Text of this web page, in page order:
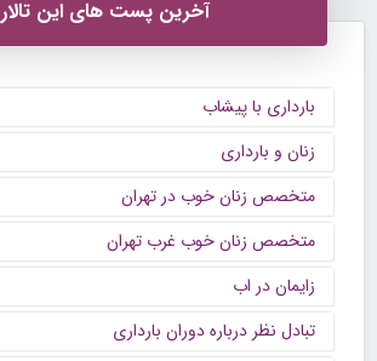
آخرین پست های این تالار
بارداری با پیشاب
زنان و بارداری
متخصص زنان خوب در تهران
متخصص زنان خوب غرب تهران
زایمان در اب
تبادل نظر درباره دوران بارداری